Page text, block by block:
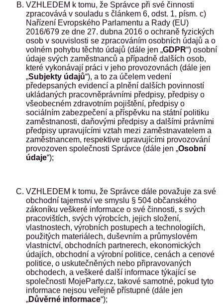
VZHLEDEM k tomu, že Správce při své činnosti
zpracovává v souladu s článkem 6, odst. 1, písm. c)
Nařízení Evropského Parlamentu a Rady (EU)
2016/679 ze dne 27. dubna 2016 o ochraně fyzických
osob v souvislosti se zpracováním osobních údajů a o
volném pohybu těchto údajů (dále jen „GDPR“) osobní
údaje svých zaměstnanců a případně dalších osob,
které vykonávají práci v jeho provozovnách (dále jen
„Subjekty údajů“), a to za účelem vedení
předepsaných evidencí a plnění dalších povinností
ukládaných pracovněprávními předpisy, předpisy o
všeobecném zdravotním pojištění, předpisy o
sociálním zabezpečení a příspěvku na státní politiku
zaměstnanosti, daňovými předpisy a dalšími právními
předpisy upravujícími vztah mezi zaměstnavatelem a
zaměstnancem, respektive upravujícími provozování
provozoven společnosti Správce (dále jen „Osobní
údaje“);
VZHLEDEM k tomu, že Správce dále považuje za své
obchodní tajemství ve smyslu § 504 občanského
zákoníku veškeré informace o své činnosti, s svých
pracovištích, svých výrobcích, jejich složení,
vlastnostech, výrobních postupech a technologiích,
použitých materiálech, duševním a průmyslovém
vlastnictví, obchodních partnerech, ekonomických
údajích, obchodní a výrobní politice, cenách a cenové
politice, o uskutečněných nebo připravovaných
obchodech, a veškeré další informace týkající se
společnosti MojeParty.cz, takové samotné, pokud tyto
informace nejsou veřejně přístupné (dále jen
„Důvěrné informace“);